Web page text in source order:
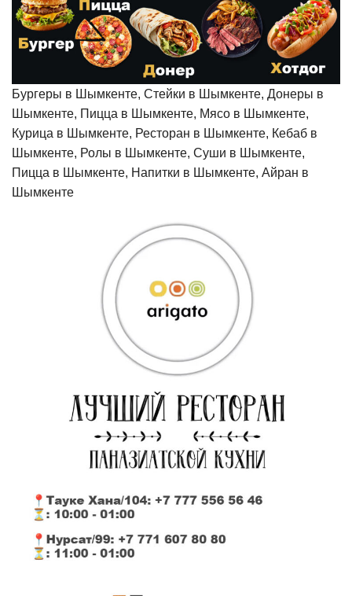
Бургеры в Шымкенте, Стейки в Шымкенте, Донеры в
Шымкенте, Пицца в Шымкенте, Мясо в Шымкенте,
Курица в Шымкенте, Ресторан в Шымкенте, Кебаб в
Шымкенте, Ролы в Шымкенте, Суши в Шымкенте,
Пицца в Шымкенте, Напитки в Шымкенте, Айран в
Шымкенте